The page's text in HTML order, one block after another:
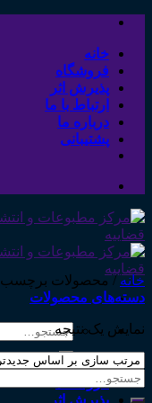
Skip
contentخانه
فروشگاه
پذیرش اثر
ارتباط با ما
درباره ما
پشتیبانی
جستجو
خانه
فروشگاه
پذیرش اثر
خانه /محصولات برچسب
دسته‌های محصولات
نمایش یک نتیجه
جستجو